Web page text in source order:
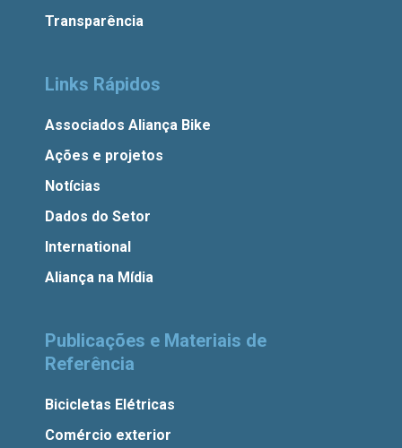
Transparência
Links Rápidos
Associados Aliança Bike
Ações e projetos
Notícias
Dados do Setor
International
Aliança na Mídia
Publicações e Materiais de
Referência
Bicicletas Elétricas
Comércio exterior